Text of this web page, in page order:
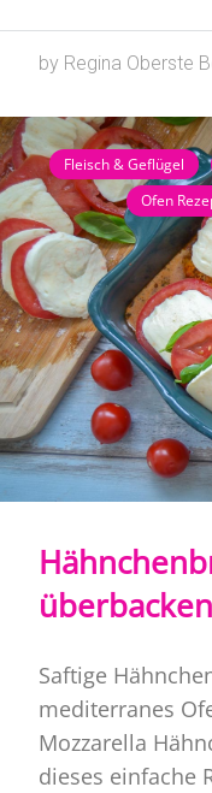
by Regina Oberste
Fleisch & Geflügel
Ofen
Saftige
mediterranes
Mozzarella
dieses einfache